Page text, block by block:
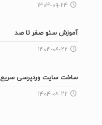
۱۴۰۴-۰۹-۲۴
آموزش سئو صفر تا صد
۱۴۰۴-۰۹-۲۲
ساخت سایت وردپرسی سریع
۱۴۰۴-۰۹-۲۲